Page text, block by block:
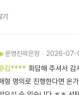
운영진곽은정 2026-07-
김**** 화답해 주셔서 감
형 명의로 진행한다면 온